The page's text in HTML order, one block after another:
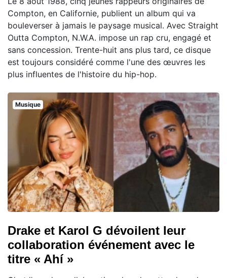
Compton, en Californie, publient un album qui va
bouleverser à jamais le paysage musical. Avec Straight
Outta Compton, N.W.A. impose un rap cru, engagé et
sans concession. Trente-huit ans plus tard, ce disque
est toujours considéré comme l'une des œuvres les
plus influentes de l'histoire du hip-hop.
Musique
Drake et Karol G dévoilent leur
collaboration événement avec le
titre « Ahí »